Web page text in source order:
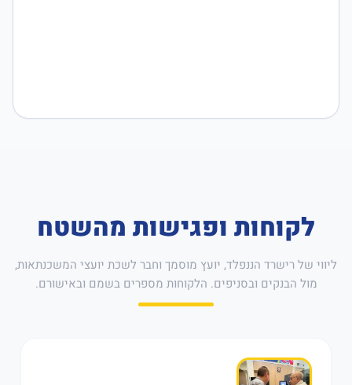
לקוחות ופגישות מהשטח
ליווי של רישרד הננפלד, יועץ מוסמך וחבר לשכת יועצי המשכנתאות,
מול הבנקים ובסניפים. הלקוחות מספרים בשמם ובאישורם.